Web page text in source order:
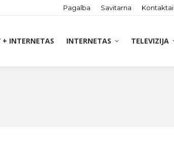
Pagalba Savitarna Kontaktai
+ INTERNETAS INTERNETAS TELEVIZIJA